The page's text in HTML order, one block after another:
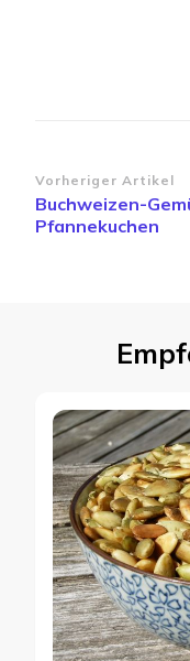
Vorheriger Artikel
Buchweizen-
Pfannekuchen